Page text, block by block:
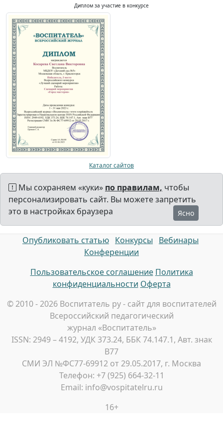
Диплом за участие в конкурсе
Каталог сайтов
Мы сохраняем «куки» по правилам, чтобы
персонализировать сайт. Вы можете запретить
это в настройках браузера
Ясно
Опубликовать статью Конкурсы
Вебинары
Конференции
Пользовательское соглашение Политика
конфиденциальности Оферта
© 2010 - 2026 Воспитатель ру - сайт для воспитателей
Всероссийский педагогический
журнал «Воспитатель»
ISSN: 2949 – 4192, УДК 373.24, ББК 74.147.1, Авт. знак
В77
СМИ ЭЛ №ФС77-69912 от 29.05.2017, г. Москва
Телефон: +7 (925) 664-32-11
Email: info@vospitatelru.ru
16+